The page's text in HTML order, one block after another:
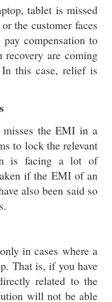
tablet is missed
the customer faces
compensation to
are coming
this case, relief is
the EMI in a
to lock the relevant
is facing a lot of
if the EMI of an
also been said so
in cases where a
That is, if you have
related to the
will not be able